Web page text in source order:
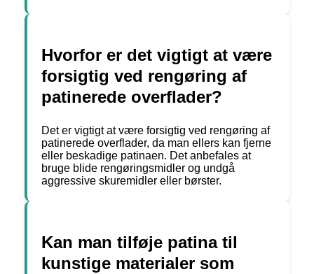
Hvorfor er det vigtigt at være
forsigtig ved rengøring af
patinerede overflader?
Det er vigtigt at være forsigtig ved rengøring af
patinerede overflader, da man ellers kan fjerne
eller beskadige patinaen. Det anbefales at
bruge blide rengøringsmidler og undgå
aggressive skuremidler eller børster.
Kan man tilføje patina til
kunstige materialer som